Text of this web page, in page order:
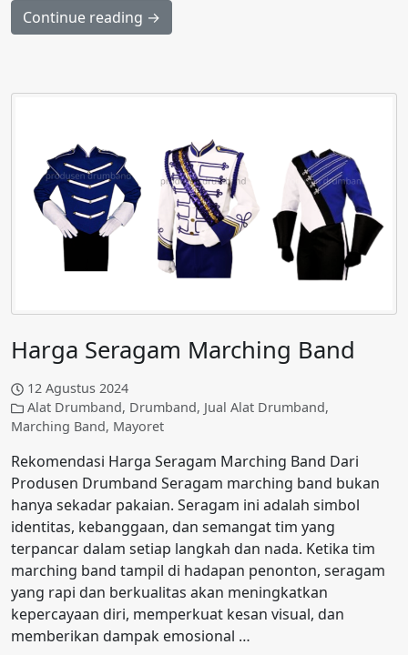
Continue reading →
Harga Seragam Marching Band
12 Agustus 2024
Alat Drumband, Drumband, Jual Alat Drumband,
Marching Band, Mayoret
Rekomendasi Harga Seragam Marching Band Dari
Produsen Drumband Seragam marching band bukan
hanya sekadar pakaian. Seragam ini adalah simbol
identitas, kebanggaan, dan semangat tim yang
terpancar dalam setiap langkah dan nada. Ketika tim
marching band tampil di hadapan penonton, seragam
yang rapi dan berkualitas akan meningkatkan
kepercayaan diri, memperkuat kesan visual, dan
memberikan dampak emosional …